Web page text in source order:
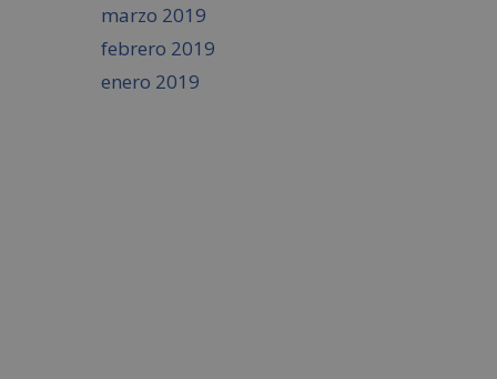
marzo 2019
febrero 2019
enero 2019